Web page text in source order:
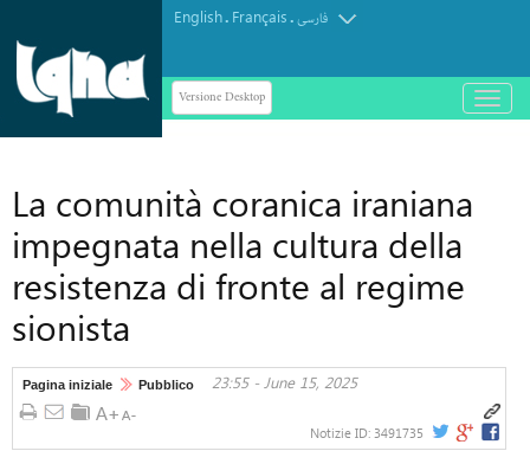
English. Français.فارسی
Versione Desktop
باز
و
La comunità coranica iraniana
impegnata nella cultura della
resistenza di fronte al regime
sionista
Pagina iniziale Pubblico 23:55 - June 15, 2025
Notizie ID: 3491735